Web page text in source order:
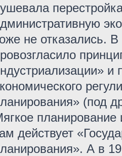
не отказались.
и
(под
действует
А в